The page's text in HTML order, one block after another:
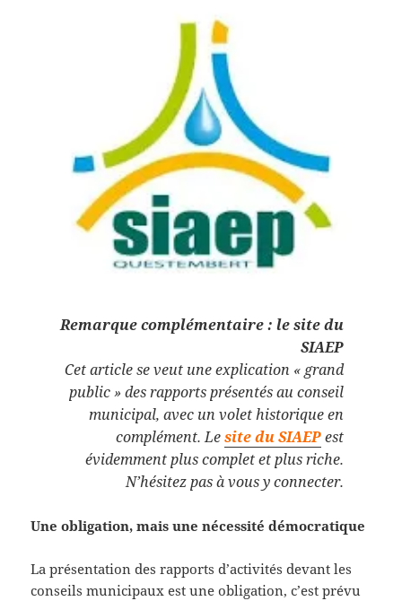
Remarque complémentaire : le site du
SIAEP
Cet article se veut une explication « grand
public » des rapports présentés au conseil
municipal, avec un volet historique en
complément. Lesite du SIAEPest
évidemment plus complet et plus riche.
N’hésitez pas à vous y connecter.
Une obligation, mais une nécessité démocratique
La présentation des rapports d’activités devant les
conseils municipaux est une obligation, c’est prévu